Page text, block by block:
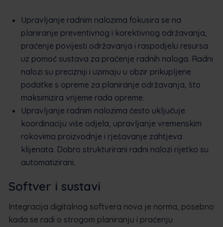
Upravljanje radnim nalozima fokusira se na
planiranje preventivnog i korektivnog održavanja,
praćenje povijesti održavanja i raspodjelu resursa
uz pomoć sustava za praćenje radnih naloga. Radni
nalozi su precizniji i uzimaju u obzir prikupljene
podatke s opreme za planiranje održavanja, što
maksimizira vrijeme rada opreme.
Upravljanje radnim nalozima često uključuje
koordinaciju više odjela, upravljanje vremenskim
rokovima proizvodnje i rješavanje zahtjeva
klijenata. Dobro strukturirani radni nalozi rijetko su
automatizirani.
Softver i sustavi
Integracija digitalnog softvera nova je norma, posebno
kada se radi o strogom planiranju i praćenju